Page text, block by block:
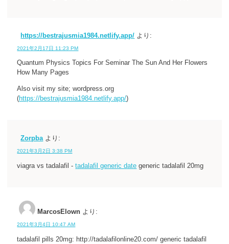
https://bestrajusmia1984.netlify.app/ より:
2021年2月17日 11:23 PM
Quantum Physics Topics For Seminar The Sun And Her Flowers
How Many Pages
Also visit my site; wordpress.org
(https://bestrajusmia1984.netlify.app/)
Zorpba より:
2021年3月2日 3:38 PM
viagra vs tadalafil -tadalafil generic date generic tadalafil 20mg
MarcosElown より:
2021年3月4日 10:47 AM
tadalafil pills 20mg: http://tadalafilonline20.com/ generic tadalafil